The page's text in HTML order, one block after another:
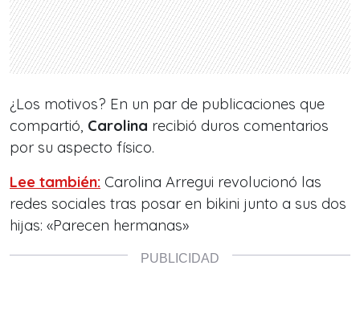
¿Los motivos? En un par de publicaciones que
compartió, Carolina recibió duros comentarios
por su aspecto físico.
Lee también: Carolina Arregui revolucionó las
redes sociales tras posar en bikini junto a sus dos
hijas: «Parecen hermanas»